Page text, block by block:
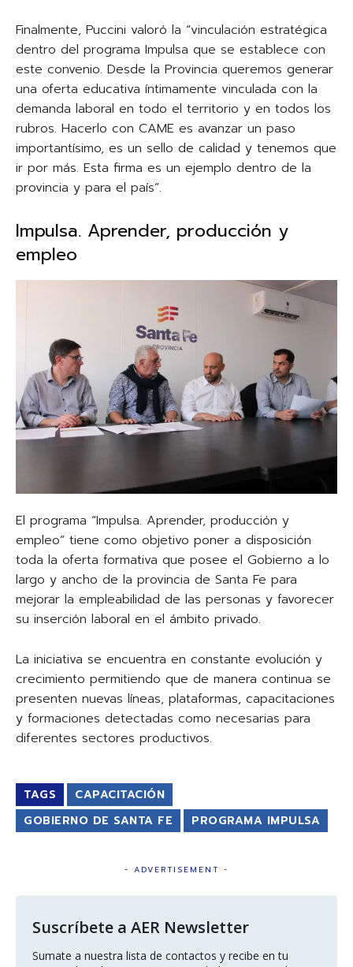
Finalmente, Puccini valoró la “vinculación estratégica
dentro del programa Impulsa que se establece con
este convenio. Desde la Provincia queremos generar
una oferta educativa íntimamente vinculada con la
demanda laboral en todo el territorio y en todos los
rubros. Hacerlo con CAME es avanzar un paso
importantísimo, es un sello de calidad y tenemos que
ir por más. Esta firma es un ejemplo dentro de la
provincia y para el país”.
Impulsa. Aprender, producción y
empleo
El programa “Impulsa. Aprender, producción y
empleo” tiene como objetivo poner a disposición
toda la oferta formativa que posee el Gobierno a lo
largo y ancho de la provincia de Santa Fe para
mejorar la empleabilidad de las personas y favorecer
su inserción laboral en el ámbito privado.
La iniciativa se encuentra en constante evolución y
crecimiento permitiendo que de manera continua se
presenten nuevas líneas, plataformas, capacitaciones
y formaciones detectadas como necesarias para
diferentes sectores productivos.
TAGS
CAPACITACIÓN
GOBIERNO DE SANTA FE
PROGRAMA IMPULSA
- ADVERTISEMENT -
Suscríbete a AER Newsletter
Sumate a nuestra lista de contactos y recibe en tu